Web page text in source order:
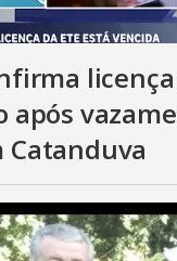
após
Catanduva